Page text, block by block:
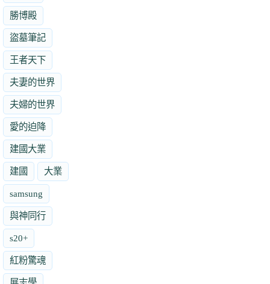
勝博殿
盜墓筆記
王者天下
夫妻的世界
夫婦的世界
愛的迫降
建國大業
建國 大業
samsung
與神同行
s20+
紅粉驚魂